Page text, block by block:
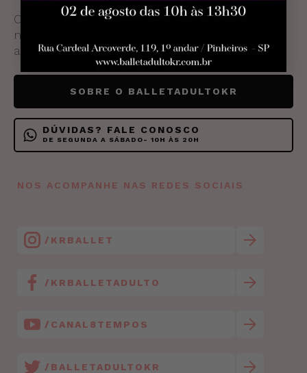
O cuidado com o aluno é um dos focos do
nosso trabalho. Fale conosco pelos canais
abaixo.
SOBRE O BALLETADULTOKR
DÚVIDAS? FALE CONOSCO
DE SEGUNDA A SÁBADO- 10H ÀS 20H
NOS ACOMPANHE NAS REDES SOCIAIS
/KRBALLET
/KRBALLETADULTO
/CANAL8TEMPOS
/BALLETADULTOKR